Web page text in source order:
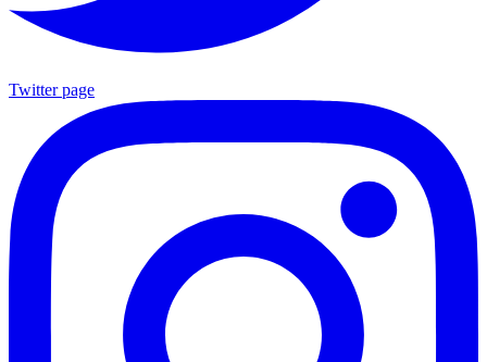
Twitter page